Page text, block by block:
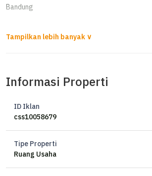
Bandung
LB 1500 m2
Office dan Mess Karyawan
SHM
Informasi Properti
ID Iklan
css10058679
Tipe Properti
Ruang Usaha